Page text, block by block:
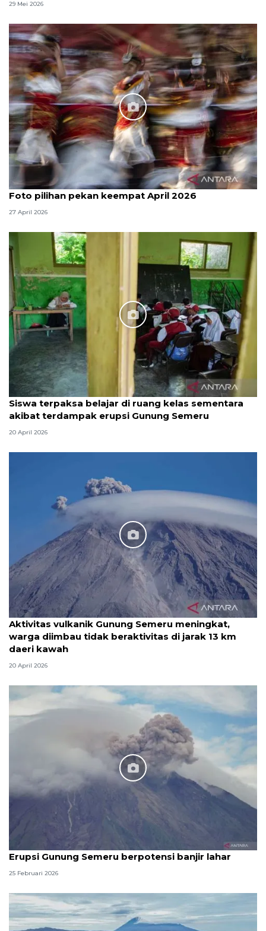
29 Mei 2026
Foto pilihan pekan keempat April 2026
27 April 2026
Siswa terpaksa belajar di ruang kelas sementara
akibat terdampak erupsi Gunung Semeru
20 April 2026
Aktivitas vulkanik Gunung Semeru meningkat,
warga diimbau tidak beraktivitas di jarak 13 km
daeri kawah
20 April 2026
Erupsi Gunung Semeru berpotensi banjir lahar
25 Februari 2026